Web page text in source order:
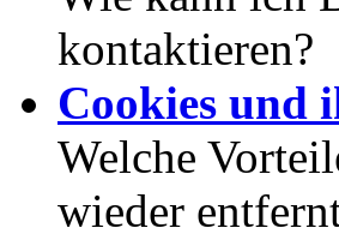
kontaktieren?
Cookies und
Welche
wieder